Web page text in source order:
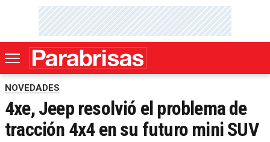
NOVEDADES
4xe, Jeep resolvió el problema de
tracción 4x4 en su futuro mini SUV